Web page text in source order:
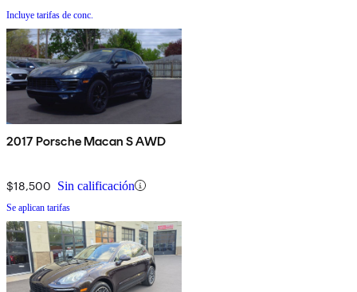
Incluye tarifas de conc.
2017 Porsche Macan S AWD
$18,500 Sin calificación
Se aplican tarifas